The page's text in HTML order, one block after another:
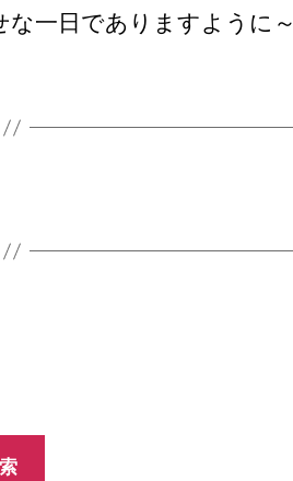
な一日でありますように～